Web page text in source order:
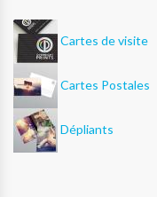
Cartes de visite
Cartes Postales
Dépliants